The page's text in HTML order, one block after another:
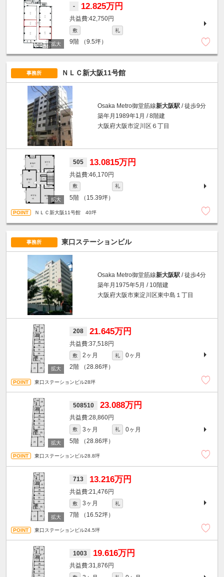
- 12.825万円
42,750円
敷 礼
9階 （9.5坪）
事務所 ＮＬＣ新大阪11号館
Osaka Metro御堂筋線新大阪駅 / 徒歩9分
築年月1989年1月 / 8階建
大阪府大阪市淀川区６丁目
505 13.0815万円
46,170円
敷 礼
5階 （15.39坪）
ＮＬＣ新大阪11号館 40坪
事務所 東口ステーションビル
Osaka Metro御堂筋線新大阪駅 / 徒歩4分
築年月1975年5月 / 10階建
大阪府大阪市東淀川区東中島１丁目
208 21.645万円
37,518円
敷 2ヶ月 礼
0ヶ月
2階
（28.86坪）
東口ステーションビル28坪
508510 23.088万円
28,860円
敷 3ヶ月 礼
0ヶ月
5階
（28.86坪）
東口ステーションビル28.8坪
713 13.216万円
21,476円
敷 3ヶ月 礼
7階 （16.52坪）
東口ステーションビル24.5坪
1003 19.616万円
31,876円